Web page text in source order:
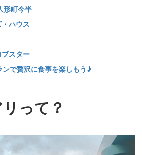
形町今半
・ハウス
ブスター
ンで贅沢に食事を楽しもう♪
って？